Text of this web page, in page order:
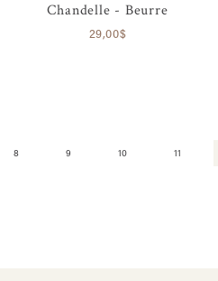
Chandelle - Beurre
29,00$
8 9 10 11